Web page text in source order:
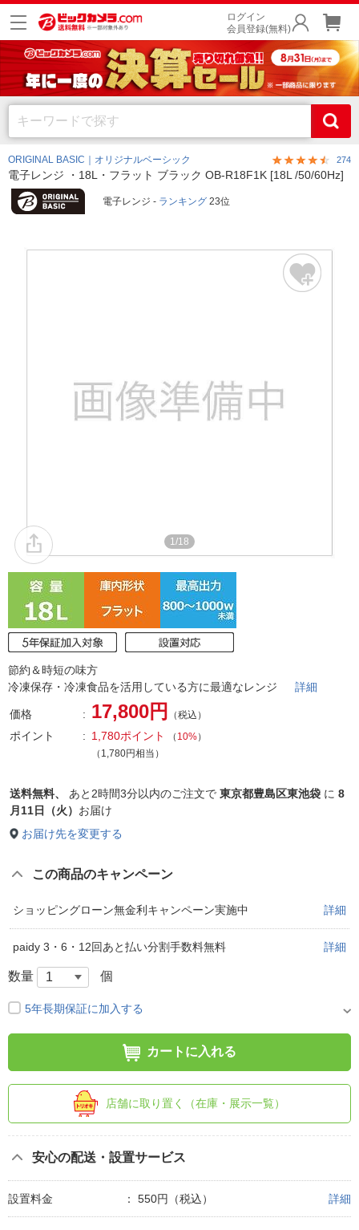
ログイン
会員登録(無料)
ORIGINAL BASIC｜オリジナルベーシック 274
電子レンジ ・18L・フラット ブラック OB-R18F1K [18L /50/60Hz]
電子レンジ - ランキング 23位
1/18
節約＆時短の味方
冷凍保存・冷凍食品を活用している方に最適なレンジ 詳細
価格 17,800円 （税込）
ポイント 1,780ポイント （ 10%）
（1,780円相当）
送料無料、 あと 2時間3分以内のご注文で 東京都豊島区東池袋 に 8
月11日（火） お届け
お届け先を変更する
この商品のキャンペーン
ショッピングローン無金利キャンペーン実施中 詳細
paidy 3・6・12回あと払い分割手数料無料 詳細
数量 個
5年長期保証に加入する
カートに入れる
店舗に取り置く（在庫・展示一覧）
安心の配送・設置サービス
設置料金 ： 550円（税込） 詳細